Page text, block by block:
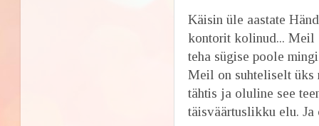
Käisin üle aastate
kontorit kolinud... Meil
teha sügise poole
Meil on suhteliselt üks
tähtis ja oluline see
täisväärtuslikku elu.